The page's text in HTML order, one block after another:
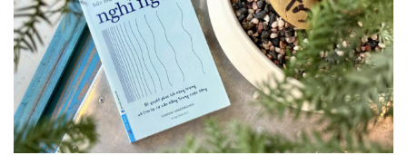
Du lịch
Podcast